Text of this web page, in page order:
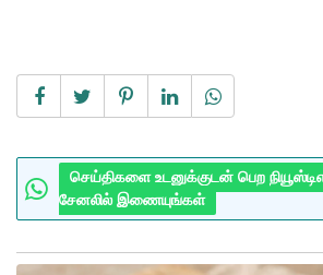
செய்திகளை உடனுக்குடன் பெற
சேனலில் இணையுங்கள்